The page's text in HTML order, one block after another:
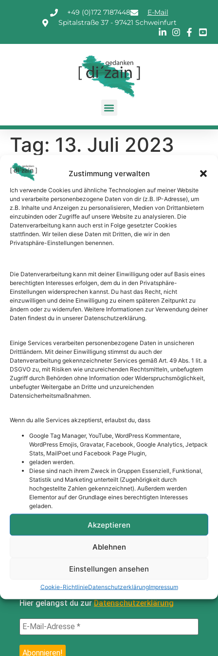
Zustimmung verwalten
Ich verwende Cookies und ähnliche Technologien auf meiner Website
und verarbeite personenbezogene Daten von dir (z.B. IP-Adresse), um
z.B. Inhalte und Anzeigen zu personalisieren, Medien von Drittanbietern
einzubinden oder Zugriffe auf unsere Website zu analysieren. Die
Datenverarbeitung kann auch erst in Folge gesetzter Cookies
stattfinden. Wir teilen diese Daten mit Dritten, die wir in den
Privatsphäre-Einstellungen benennen.
Die Datenverarbeitung kann mit deiner Einwilligung oder auf Basis eines
berechtigten Interesses erfolgen, dem du in den Privatsphäre-
Einstellungen widersprechen kannst. Du hast das Recht, nicht
einzuwilligen und deine Einwilligung zu einem späteren Zeitpunkt zu
ändern oder zu widerrufen. Weitere Informationen zur Verwendung deiner
Daten findest du in unserer Datenschutzerklärung.
Einige Services verarbeiten personenbezogene Daten in unsicheren
Drittländern. Mit deiner Einwilligung stimmst du auch der
Datenverarbeitung gekennzeichneter Services gemäß Art. 49 Abs. 1 lit. a
DSGVO zu, mit Risiken wie unzureichenden Rechtsmitteln, unbefugtem
Zugriff durch Behörden ohne Information oder Widerspruchsmöglichkeit,
unbefugter Weitergabe an Dritte und unzureichenden
Datensicherheitsmaßnahmen.
Wenn du alle Services akzeptierst, erlaubst du, dass
Google Tag Manager, YouTube, WordPress Kommentare,
WordPress Emojis, Gravatar, Facebook, Google Analytics, Jetpack
Stats, MailPoet und Facebook Page Plugin,
geladen werden.
Diese sind nach ihrem Zweck in Gruppen Essenziell, Funktional,
Statistik und Marketing unterteilt (Zugehörigkeit durch
hochgestellte Zahlen gekennzeichnet). Außerdem werden
Elementor auf der Grundlage eines berechtigten Interesses
geladen.
Akzeptieren
Ablehnen
Einstellungen ansehen
Cookie-RichtlinieDatenschutzerklärungImpressum
+49 (0)172 7187448
E-Mail
Spitalstraße 37 - 97421 Schweinfurt
Tag: 13. Juli 2023
Schülerin, 16 Jahre
Ich konnte loslassen und im Prozess des Bildes
nachvollziehen, dass es nicht gut aussehen muss. Es
war diese Unabhängigkeit die mir am meisten gefallen
hat.
Mir hat besonders gut die ruhige, vorsichtige, achtsame
Art von Colette gefallen. Ich nehme mir viel Hoffnung,
Geduld und Freude mit. Freude mein Bild des Lebens
weiter zu führen, zu malen. Mein Leben mit viel Freude
und Farbe zu füllen, zu gestalten. Es macht Lust auf
Schülerin, 13 Jahre
Es war mega geil und hat voll viel Spaß gemacht. Ich
konnte meine ganze Wut aus mir rauslassen. Jetzt weiß
gedanken di´zain
Colette Brooks
Spitalstraße 37
Folge mir hier:
Anmeldung zum Newsletter
der damit verbundenen Verarbeitung meiner
dizain – Datenschutzerklärung einverstanden. Ein
Widerruf ist jederzeit möglich.
Hier gelangst du zurDatenschutzerklärung